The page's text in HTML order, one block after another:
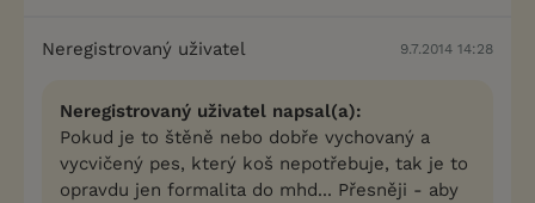
Neregistrovaný uživatel 9.7.2014 14:28
Neregistrovaný uživatel napsal(a):
Pokud je to štěně nebo dobře vychovaný a
vycvičený pes, který koš nepotřebuje, tak je to
opravdu jen formalita do mhd... Přesněji - aby